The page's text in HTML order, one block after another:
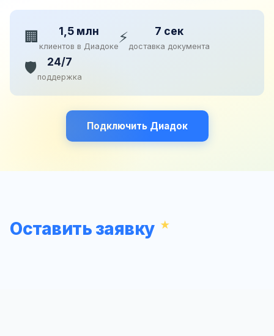
🏢 1,5 млн
клиентов в Диадоке⚡ 7 сек
доставка документа
🛡️ 24/7
поддержка
Подключить Диадок
Оставить заявку